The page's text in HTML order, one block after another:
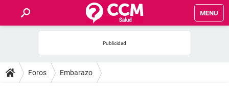
MENU
FOROS
Foros Embarazo